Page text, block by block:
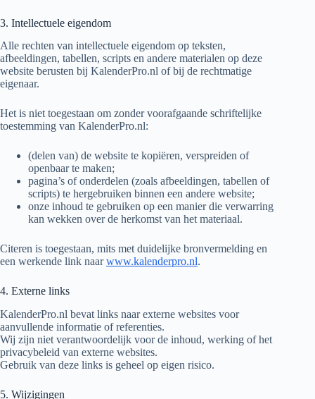
3. Intellectuele eigendom
Alle rechten van intellectuele eigendom op teksten,
afbeeldingen, tabellen, scripts en andere materialen op deze
website berusten bij KalenderPro.nl of bij de rechtmatige
eigenaar.
Het is niet toegestaan om zonder voorafgaande schriftelijke
toestemming van KalenderPro.nl:
(delen van) de website te kopiëren, verspreiden of
openbaar te maken;
pagina’s of onderdelen (zoals afbeeldingen, tabellen of
scripts) te hergebruiken binnen een andere website;
onze inhoud te gebruiken op een manier die verwarring
kan wekken over de herkomst van het materiaal.
Citeren is toegestaan, mits met duidelijke bronvermelding en
een werkende link naarwww.kalenderpro.nl.
4. Externe links
KalenderPro.nl bevat links naar externe websites voor
aanvullende informatie of referenties.
Wij zijn niet verantwoordelijk voor de inhoud, werking of het
privacybeleid van externe websites.
Gebruik van deze links is geheel op eigen risico.
5. Wijzigingen